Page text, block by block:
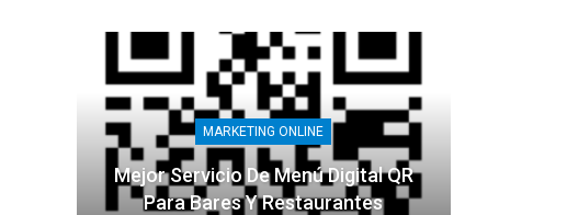
MARKETING ONLINE
Mejor Servicio De Menú Digital QR
Para Bares Y Restaurantes